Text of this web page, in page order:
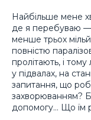
Найбільше мене
де я перебуваю —
менше трьох
повністю
пролітають, і
у підвалах, на
запитання, що
захворюванням?
допомогу… Що їм